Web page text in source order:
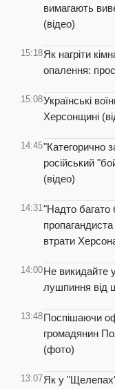
вимагають
(відео)
15:18Як нагріти
опалення:
15:08Українські
Херсонщині
14:45"Категорично
російський
(відео)
14:31"Надто багато
втрати
14:00Не викидайте
лушпиння від
13:48Поспішаючи
громадянин
(фото)
13:07Як у